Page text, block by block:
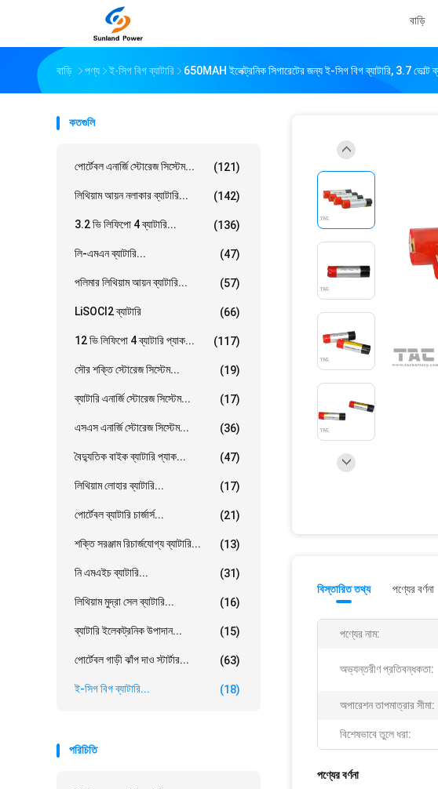
বাড়ি
বাড়ি পণ্য ই-সিগ বিগ ব্যাটারি 650MAH ইলেক্ট্রনিক সিগারেটের জন্য ই-সিগ বিগ ব্যাটারি, 3.7 ভোল্ট
কতগুলি
পোর্টেবল এনার্জি স্টোরেজ সিস্টেম... (121)
লিথিয়াম আয়ন নলাকার ব্যাটারি... (142)
3.2 ভি লিফিপো 4 ব্যাটারি... (136)
লি-এমএন ব্যাটারি... (47)
পলিমার লিথিয়াম আয়ন ব্যাটারি... (57)
LiSOCl2 ব্যাটারি (66)
12 ভি লিফিপো 4 ব্যাটারি প্যাক... (117)
সৌর শক্তি স্টোরেজ সিস্টেম... (19)
ব্যাটারি এনার্জি স্টোরেজ সিস্টেম... (17)
এসএস এনার্জি স্টোরেজ সিস্টেম... (36)
বৈদ্যুতিক বাইক ব্যাটারি প্যাক... (47)
লিথিয়াম লোহার ব্যাটারি... (17)
পোর্টেবল ব্যাটারি চার্জার্স... (21)
শক্তি সরঞ্জাম রিচার্জযোগ্য ব্যাটারি... (13)
নি এমএইচ ব্যাটারি... (31)
লিথিয়াম মুদ্রা সেল ব্যাটারি... (16)
ব্যাটারি ইলেকট্রনিক উপাদান... (15)
পোর্টেবল গাড়ী ঝাঁপ দাও স্টার্টার... (63)
ই-সিগ বিগ ব্যাটারি... (18)
পরিচিতি
বিস্তারিত তথ্য পণ্যের বর্ণনা
পণ্যের নাম:
অভ্যন্তরীণ প্রতিবন্ধকতা:
অপারেশন তাপমাত্রার সীমা:
বিশেষভাবে তুলে ধরা:
পণ্যের বর্ণনা